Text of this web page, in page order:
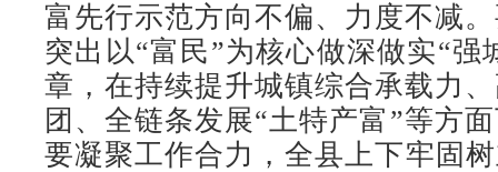
富先行示范方向不偏、力度不减
突出以“富民”为核心做深做实“强
章，在持续提升城镇综合承载力
团、全链条发展“土特产富”等方
要凝聚工作合力，全县上下牢固